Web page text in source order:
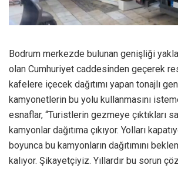
Bodrum merkezde bulunan genişliği
olan Cumhuriyet caddesinden geçerek
kafelere içecek dağıtımı yapan tonajlı
kamyonetlerin bu yolu kullanmasını
esnaflar, “Turistlerin gezmeye çıktıkları
kamyonlar dağıtıma çıkıyor. Yolları
boyunca bu kamyonların dağıtımını
kalıyor. Şikayetçiyiz. Yıllardır bu sorun